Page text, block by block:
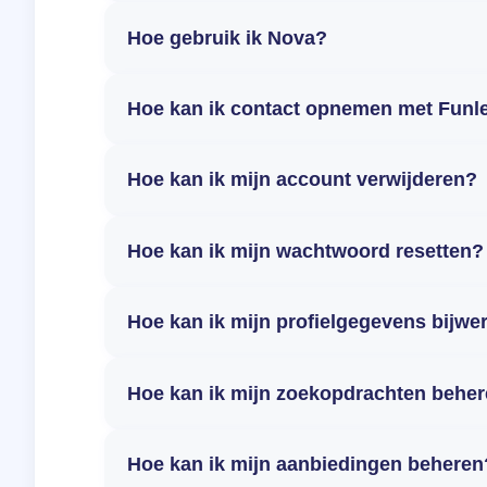
Hoe gebruik ik Nova?
Hoe kan ik contact opnemen met
Hoe kan ik mijn account verwijderen?
Hoe kan ik mijn wachtwoord resetten?
Hoe kan ik mijn profielgegevens
Hoe kan ik mijn zoekopdrachten
Hoe kan ik mijn aanbiedingen